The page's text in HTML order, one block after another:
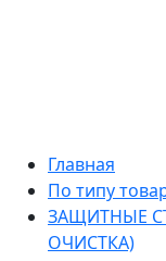
Главная
По типу
ЗАЩИТНЫЕ
ОЧИСТКА)